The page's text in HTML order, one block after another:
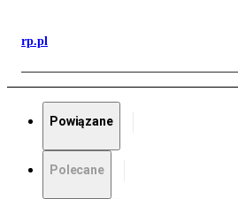
rp.pl
Powiązane
Polecane